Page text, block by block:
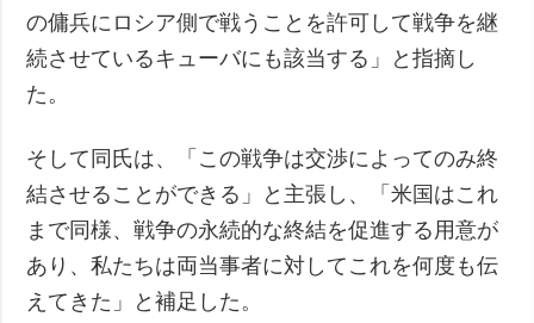
の傭兵にロシア側で戦うことを許可して戦争を継
続させているキューバにも該当する」と指摘し
た。
そして同氏は、「この戦争は交渉によってのみ終
結させることができる」と主張し、「米国はこれ
まで同様、戦争の永続的な終結を促進する用意が
あり、私たちは両当事者に対してこれを何度も伝
えてきた」と補足した。